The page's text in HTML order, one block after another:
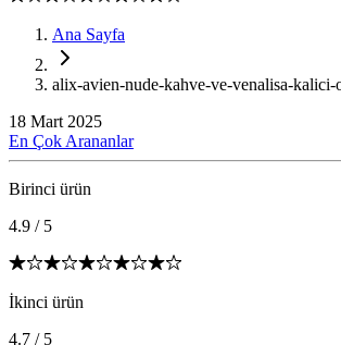
Ana Sayfa
alix-avien-nude-kahve-ve-venalisa-kalici-
18 Mart 2025
En Çok Arananlar
Birinci ürün
4.9 / 5
İkinci ürün
4.7 / 5